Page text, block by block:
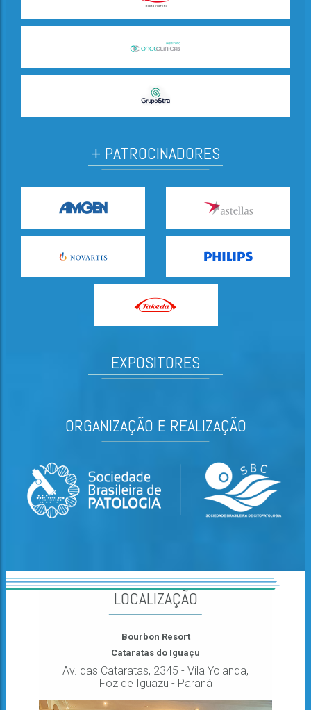
+ PATROCINADORES
EXPOSITORES
ORGANIZAÇÃO E REALIZAÇÃO
LOCALIZAÇÃO
Bourbon Resort
Cataratas do Iguaçu
Av. das Cataratas, 2345 - Vila Yolanda,
Foz de Iguazu - Paraná